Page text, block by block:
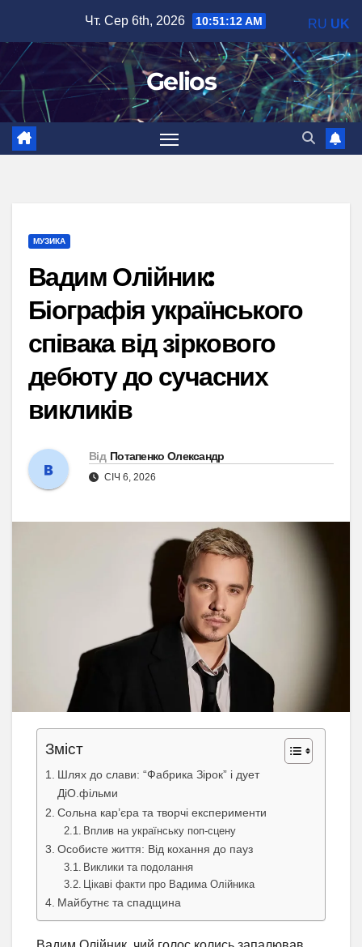
вмісту
Чт. Сер 6th, 2026 10:51:13 AM
Gelios
МУЗИКА
Вадим Олійник:
Біографія українського
співака від зіркового
дебюту до сучасних
викликів
Від Потапенко Олександр
СІЧ 6, 2026
Зміст
Шлях до слави: “Фабрика Зірок” і дует
ДіО.фільми
Сольна кар’єра та творчі експерименти
Вплив на українську поп-сцену
Особисте життя: Від кохання до пауз
Виклики та подолання
Цікаві факти про Вадима Олійника
Майбутнє та спадщина
RU UK